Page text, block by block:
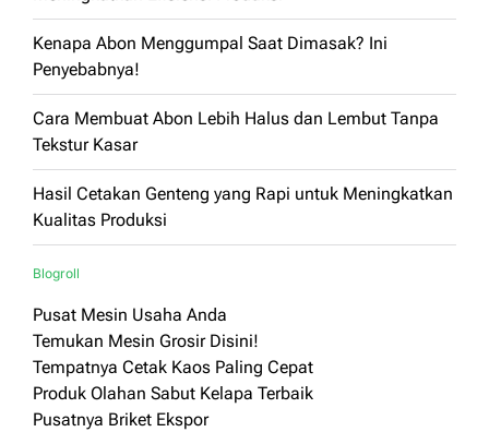
Kenapa Abon Menggumpal Saat Dimasak? Ini
Penyebabnya!
Cara Membuat Abon Lebih Halus dan Lembut Tanpa
Tekstur Kasar
Hasil Cetakan Genteng yang Rapi untuk Meningkatkan
Kualitas Produksi
Blogroll
Pusat Mesin Usaha Anda
Temukan Mesin Grosir Disini!
Tempatnya Cetak Kaos Paling Cepat
Produk Olahan Sabut Kelapa Terbaik
Pusatnya Briket Ekspor